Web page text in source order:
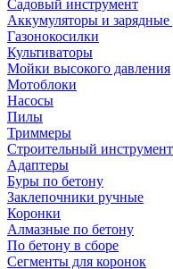
Садовый инструмент
Аккумуляторы и зарядные
Газонокосилки
Культиваторы
Мойки высокого давления
Мотоблоки
Насосы
Пилы
Триммеры
Строительный инструмент
Адаптеры
Буры по бетону
Заклепочники ручные
Коронки
Алмазные по бетону
По бетону в сборе
Сегменты для коронок